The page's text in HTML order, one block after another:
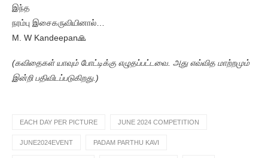
இந்த
நரம்பு இசைகருவியினால்…
M. W Kandeepan🙏
(கவிதைகள் யாவும் போட்டிக்கு எழுதப்பட்டவை. அது எவ்வித மாற்றமும்
இன்றி பதிவிடப்படுகிறது.)
EACH DAY PER PICTURE JUNE 2024 COMPETITION
JUNE2024EVENT PADAM PARTHU KAVI